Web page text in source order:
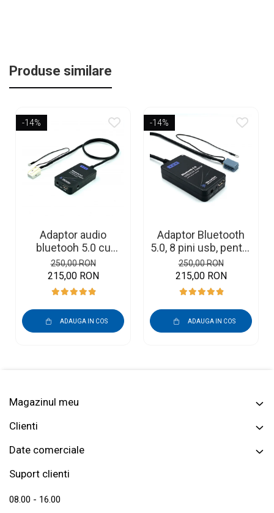
Produse similare
-14%
Adaptor audio
bluetooh 5.0 cu
microfon, USB, AUX
IN, MP3, mufa 12
pini, negru, plug and
play, compatibil
Volkswagen, Skoda,
Audi, Seat, sunet de
250,00 RON
215,00 RON
ADAUGA IN COS
-14%
Adaptor Bluetooth
5.0, 8 pini usb, pentru
muzica si apeluri
telefonice Skoda
Volkswagen Audi
Seat
250,00 RON
215,00 RON
ADAUGA IN COS
Magazinul meu
Clienti
Date comerciale
Suport clienti
08.00 - 16.00